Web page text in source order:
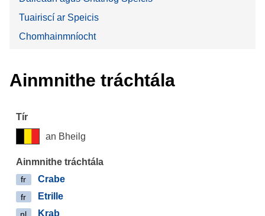
Tuairiscí ar Speicis
Chomhainmníocht
Ainmnithe tráchtála
an Bheilg
fr Crabe
fr Etrille
Krab